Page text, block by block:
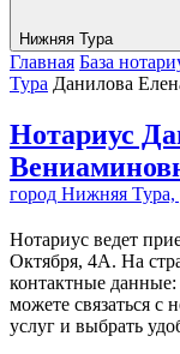
Нижняя Тура
Главная База
Тура Данилова
Нотариус
город Нижняя Тура,
Нотариус ведет
Октября, 4А. На
контактные
можете связаться с
услуг и выбрать